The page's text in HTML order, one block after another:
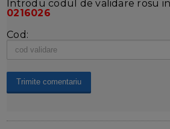
Introdu codul de validare rosu
0216026
Cod: